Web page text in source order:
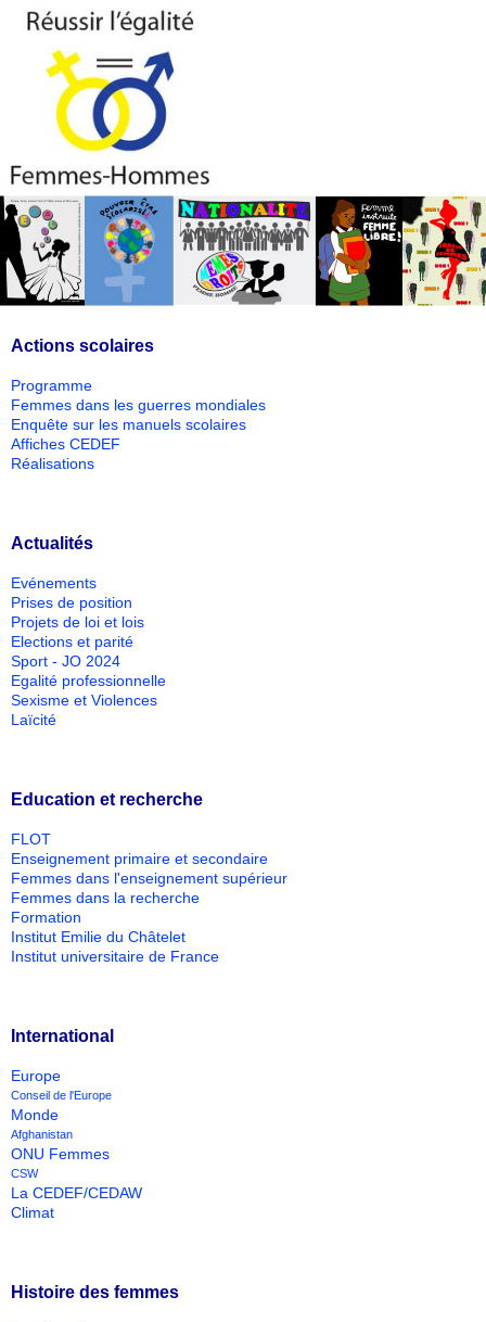
Actions scolaires
Programme
Femmes dans les guerres mondiales
Enquête sur les manuels scolaires
Affiches CEDEF
Réalisations
Actualités
Evénements
Prises de position
Projets de loi et lois
Elections et parité
Sport - JO 2024
Egalité professionnelle
Sexisme et Violences
Laïcité
Education et recherche
FLOT
Enseignement primaire et secondaire
Femmes dans l'enseignement supérieur
Femmes dans la recherche
Formation
Institut Emilie du Châtelet
Institut universitaire de France
International
Europe
Conseil de l'Europe
Monde
Afghanistan
ONU Femmes
CSW
La CEDEF/CEDAW
Climat
Histoire des femmes